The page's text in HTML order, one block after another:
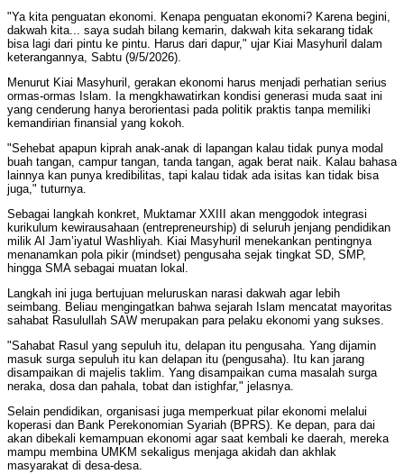
​"Ya kita penguatan ekonomi. Kenapa penguatan ekonomi? Karena begini,
dakwah kita... saya sudah bilang kemarin, dakwah kita sekarang tidak
bisa lagi dari pintu ke pintu. Harus dari dapur," ujar Kiai Masyhuril dalam
keterangannya, Sabtu (9/5/2026).
​Menurut Kiai Masyhuril, gerakan ekonomi harus menjadi perhatian serius
ormas-ormas Islam. Ia mengkhawatirkan kondisi generasi muda saat ini
yang cenderung hanya berorientasi pada politik praktis tanpa memiliki
kemandirian finansial yang kokoh.
​"Sehebat apapun kiprah anak-anak di lapangan kalau tidak punya modal
buah tangan, campur tangan, tanda tangan, agak berat naik. Kalau bahasa
lainnya kan punya kredibilitas, tapi kalau tidak ada isitas kan tidak bisa
juga," tuturnya.
​Sebagai langkah konkret, Muktamar XXIII akan menggodok integrasi
kurikulum kewirausahaan (entrepreneurship) di seluruh jenjang pendidikan
milik Al Jam’iyatul Washliyah. Kiai Masyhuril menekankan pentingnya
menanamkan pola pikir (mindset) pengusaha sejak tingkat SD, SMP,
hingga SMA sebagai muatan lokal.
​Langkah ini juga bertujuan meluruskan narasi dakwah agar lebih
seimbang. Beliau mengingatkan bahwa sejarah Islam mencatat mayoritas
sahabat Rasulullah SAW merupakan para pelaku ekonomi yang sukses.
​"Sahabat Rasul yang sepuluh itu, delapan itu pengusaha. Yang dijamin
masuk surga sepuluh itu kan delapan itu (pengusaha). Itu kan jarang
disampaikan di majelis taklim. Yang disampaikan cuma masalah surga
neraka, dosa dan pahala, tobat dan istighfar," jelasnya.
​​Selain pendidikan, organisasi juga memperkuat pilar ekonomi melalui
koperasi dan Bank Perekonomian Syariah (BPRS). Ke depan, para dai
akan dibekali kemampuan ekonomi agar saat kembali ke daerah, mereka
mampu membina UMKM sekaligus menjaga akidah dan akhlak
masyarakat di desa-desa.